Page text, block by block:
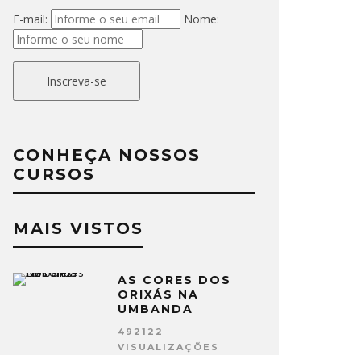
E-mail: Nome:
Inscreva-se
CONHEÇA NOSSOS
CURSOS
MAIS VISTOS
AS CORES DOS
ORIXÁS NA
UMBANDA
492122
VISUALIZAÇÕES